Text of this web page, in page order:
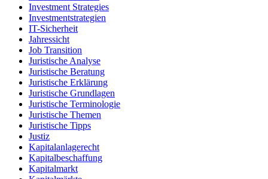
Investment Strategies
Investmentstrategien
IT-Sicherheit
Jahressicht
Job Transition
Juristische Analyse
Juristische Beratung
Juristische Erklärung
Juristische Grundlagen
Juristische Terminologie
Juristische Themen
Juristische Tipps
Justiz
Kapitalanlagerecht
Kapitalbeschaffung
Kapitalmarkt